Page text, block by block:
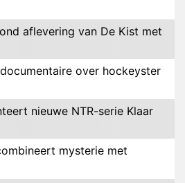
aflevering van De Kist met
over hockeyster
nieuwe NTR-serie Klaar
mysterie met